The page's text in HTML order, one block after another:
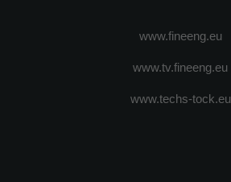
www.fineeng.eu
www.tv.fineeng.eu
www.techs-tock.eu